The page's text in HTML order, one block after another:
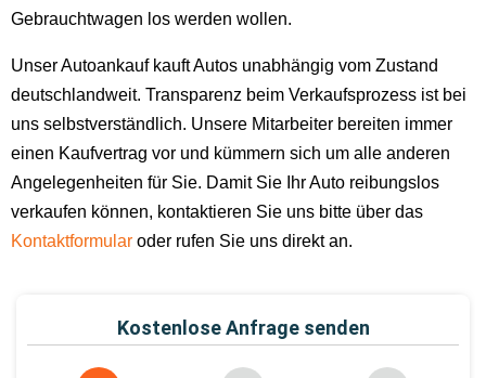
Gebrauchtwagen los werden wollen.
Unser Autoankauf kauft Autos unabhängig vom Zustand
deutschlandweit. Transparenz beim Verkaufsprozess ist bei
uns selbstverständlich. Unsere Mitarbeiter bereiten immer
einen Kaufvertrag vor und kümmern sich um alle anderen
Angelegenheiten für Sie. Damit Sie Ihr Auto reibungslos
verkaufen können, kontaktieren Sie uns bitte über das
Kontaktformular oder rufen Sie uns direkt an.